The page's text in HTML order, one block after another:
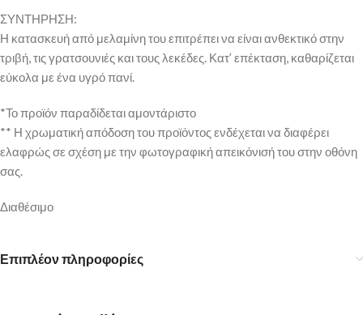
ΣΥΝΤΗΡΗΣΗ:
Η κατασκευή από μελαμίνη του επιτρέπει να είναι ανθεκτικό στην
τριβή, τις γρατσουνιές και τους λεκέδες. Κατ’ επέκταση, καθαρίζεται
εύκολα με ένα υγρό πανί.
*Το προϊόν παραδίδεται αμοντάριστο
** Η χρωματική απόδοση του προϊόντος ενδέχεται να διαφέρει
ελαφρώς σε σχέση με την φωτογραφική απεικόνισή του στην οθόνη
σας.
Διαθέσιμο
Επιπλέον πληροφορίες